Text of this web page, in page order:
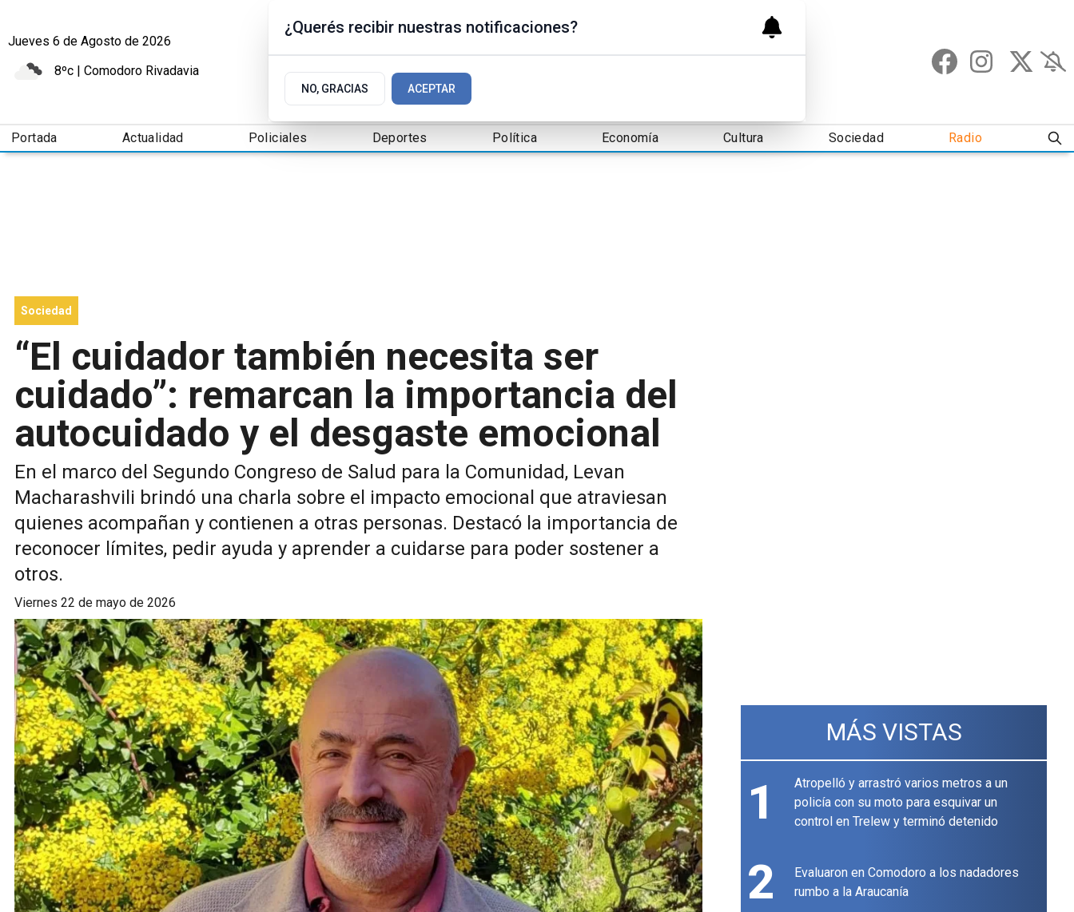
Jueves 6 de Agosto de 2026
8ºc | Comodoro Rivadavia
Portada Actualidad Policiales Deportes Política Economía Cultura Sociedad Radio
Sociedad
“El cuidador también necesita ser
cuidado”: remarcan la importancia del
autocuidado y el desgaste emocional
En el marco del Segundo Congreso de Salud para la Comunidad, Levan
Macharashvili brindó una charla sobre el impacto emocional que atraviesan
quienes acompañan y contienen a otras personas. Destacó la importancia de
reconocer límites, pedir ayuda y aprender a cuidarse para poder sostener a
otros.
viernes 22 de mayo de 2026
MÁS VISTAS
1
Atropelló y arrastró varios metros a un
policía con su moto para esquivar un
control en Trelew y terminó detenido
2
Evaluaron en Comodoro a los nadadores
rumbo a la Araucanía
¿Querés recibir nuestras notificaciones?
NO, GRACIAS ACEPTAR